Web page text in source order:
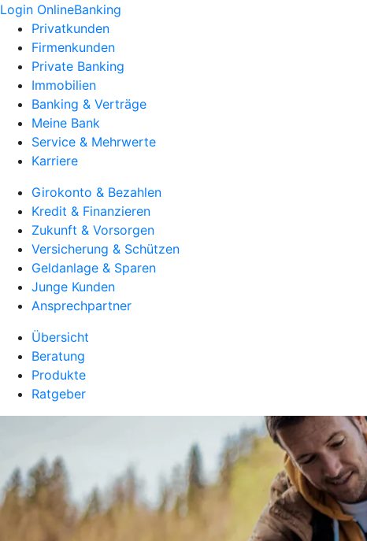
Login OnlineBanking
Privatkunden
Firmenkunden
Private Banking
Immobilien
Banking & Verträge
Meine Bank
Service & Mehrwerte
Karriere
Girokonto & Bezahlen
Kredit & Finanzieren
Zukunft & Vorsorgen
Versicherung & Schützen
Geldanlage & Sparen
Junge Kunden
Ansprechpartner
Übersicht
Beratung
Produkte
Ratgeber